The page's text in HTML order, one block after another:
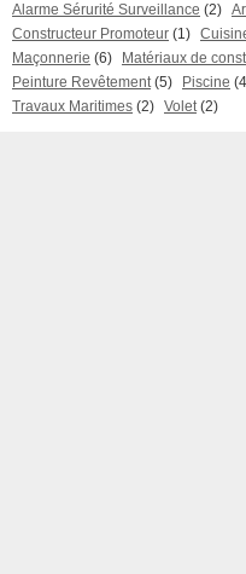
Alarme Sérurité Surveillance (2)
Constructeur Promoteur (1)
Maçonnerie (6) Matériaux de
Peinture Revêtement (5) Piscine
Travaux Maritimes (2) Volet (2)